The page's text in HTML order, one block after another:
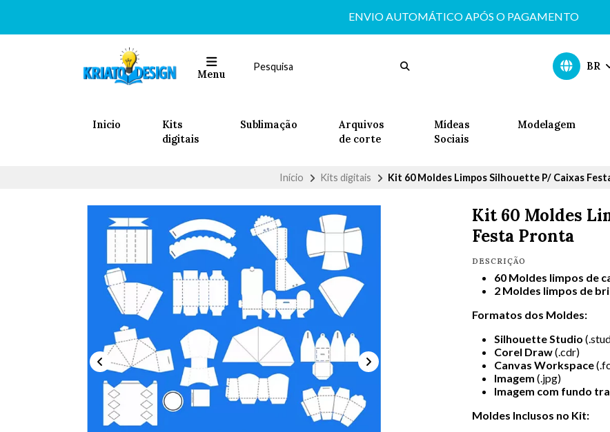
ENVIO AUTOMÁTICO APÓS O PAGAMENTO
Menu
BR
Inicio
Kits
digitais
Sublimação
Arquivos
de corte
Mídeas
Sociais
Modelagem
Início Kits digitais Kit 60 Moldes Limpos Silhouette P/ Caixas
Kit 60 Moldes
Festa Pronta
DESCRIÇÃO
60 Moldes limpos de
2 Moldes limpos de
Formatos dos Moldes:
Silhouette Studio
Corel Draw(.cdr)
Canvas Workspace
Imagem (.jpg)
Imagem com fundo
Moldes Inclusos no Kit: